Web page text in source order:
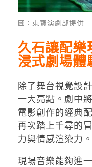
圖：東寶演劇部提供
久石讓配樂
浸式劇場體
除了舞台視覺設
一大亮點。劇中
電影創作的經典
再次踏上千尋的
力與情感渲染力。
現場音樂能夠進